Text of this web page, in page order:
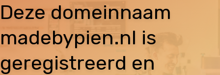
Deze domeinnaam
madebypien.nl is
geregistreerd en